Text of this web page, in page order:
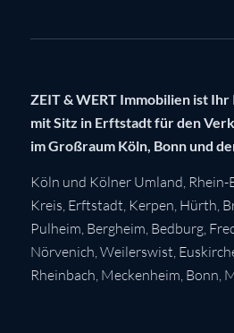
ZEIT & WERT Immobilien ist
mit Sitz in Erftstadt für den
im Großraum Köln, Bonn und
Köln und Kölner Umland,
Kreis Erftstadt Kerpen Hürth
Pulheim Bergheim Bedburg,
Nörvenich Weilerswist
Rheinbach Meckenheim Bonn